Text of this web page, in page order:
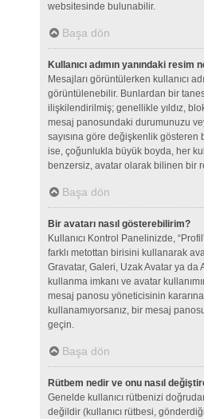
websitesinde bulunabilir.
Başa dön
Kullanıcı adımın yanındaki resim
Mesajları görüntülerken kullanıcı
görüntülenebilir. Bunlardan bir
ilişkilendirilmiş; genellikle yıldız,
mesaj panosundaki durumunuzu
sayısına göre değişkenlik gösteren
ise, çoğunlukla büyük boyda, her
benzersiz, avatar olarak bilinen bir
Başa dön
Bir avatarı nasıl gösterebilirim?
Kullanıcı Kontrol Panelinizde,
farklı metottan birisini kullanarak
Gravatar, Galeri, Uzak Avatar ya da
kullanma imkanı ve avatar
mesaj panosu yöneticisinin kararına
kullanamıyorsanız, bir mesaj
geçin.
Başa dön
Rütbem nedir ve onu nasıl
Genelde kullanıcı rütbenizi
değildir (kullanıcı rütbesi,